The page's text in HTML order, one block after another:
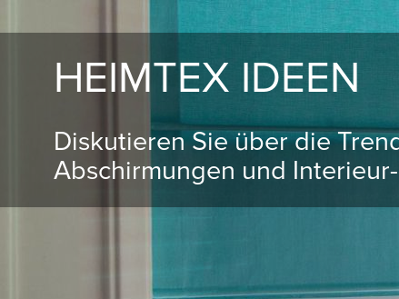
HEIMTEX IDEEN
Diskutieren Sie über die
Abschirmungen und